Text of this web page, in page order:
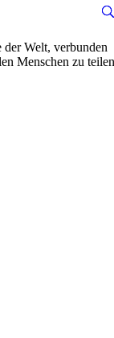
der Welt, verbunden
Menschen zu